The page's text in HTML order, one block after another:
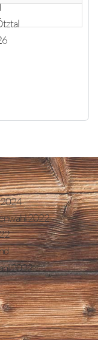
2022
2022